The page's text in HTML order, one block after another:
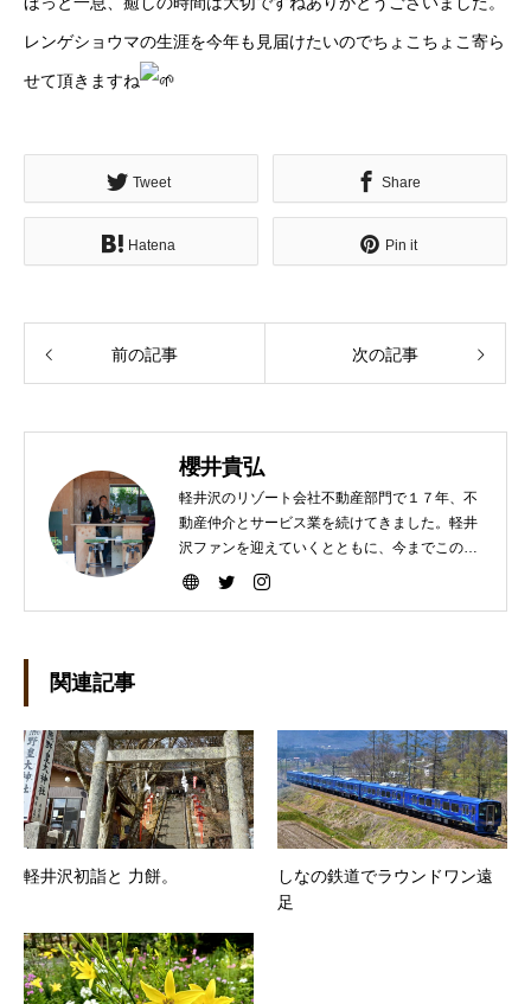
レンゲショウマの生涯を今年も見届けたいのでちょこちょこ寄ら
せて頂きますね
Tweet Share
Hatena Pin it
前の記事 次の記事
櫻井貴弘
軽井沢のリゾート会社不動産部門で１７年、不
動産仲介とサービス業を続けてきました。軽井
沢ファンを迎えていくとともに、今までこの町
を選んで下さった方々により楽しい軽井沢ライ
関連記事
軽井沢初詣と 力餅。
しなの鉄道でラウンドワン遠
足